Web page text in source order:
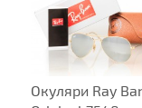
Окуляри Ray